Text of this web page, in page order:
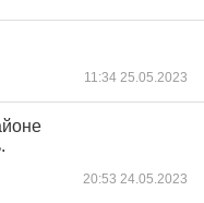
11:34 25.05.2023
20:53 24.05.2023